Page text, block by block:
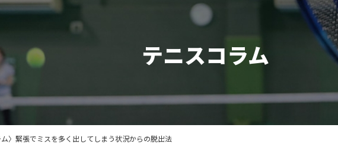
テニスコラム
〉緊張でミスを多く出してしまう状況からの脱出法